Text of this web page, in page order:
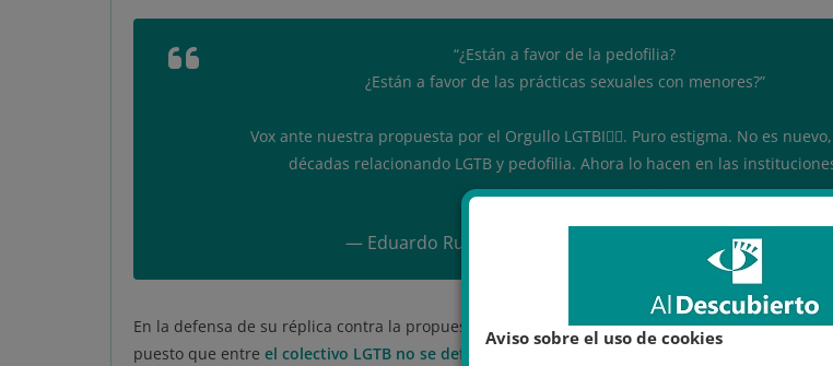
“¿Están a favor de la pedofilia?
¿Están a favor de las prácticas sexuales con menores?”
Vox ante nuestra propuesta por el Orgullo LGTBI🏳️‍🌈. Puro estigma. No es
décadas relacionando LGTB y pedofilia. Ahora lo hacen en las
pic.twitter.com/mcqIenZrSg
— Eduardo Rubiño 🏳️‍🌈 (@EduardoFRub) June 10, 2021
En la defensa de su réplica contra la propuesta de Más Madrid, el concejal de Vox se ha
puesto que entre el colectivo LGTB no se defiende la pedofilia
Aviso sobre el uso de cookies